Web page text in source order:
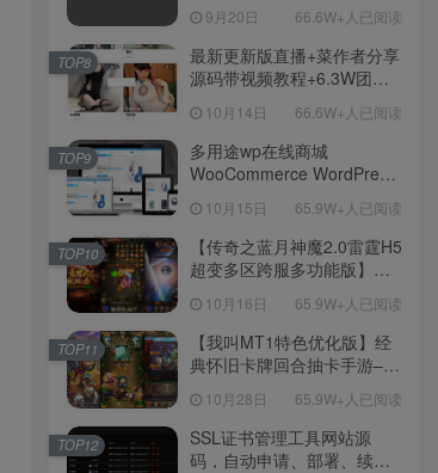
9月20日 66.6W+人已阅读
最新更新版直播+菜作者分享
源码带视频教程+6.3W团购
【源码+教程】
10月14日 66.6W+人已阅读
TOP8
多用途wp在线商城
WooCommerce WordPress
10月15日 65.9W+人已阅读
TOP9
【传奇之蓝月神魔2.0雷霆H5
超变多区跨服多功能版】三
理单机一键即玩镜像端-打包
Linux服务端源码-视频架设
教程
10月16日 65.9W+人已阅读
TOP10
【我叫MT1特色优化版】经
典怀旧卡牌回合抽卡手游–打
教程-多功能GM后台工具-网
页注册-安卓版本！
10月28日 65.9W+人已阅读
TOP11
SSL证书管理工具网站源
码，自动申请、部署、续期
TOP12